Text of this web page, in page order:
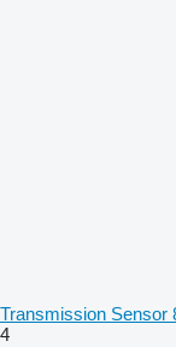
Transmission Sensor
4